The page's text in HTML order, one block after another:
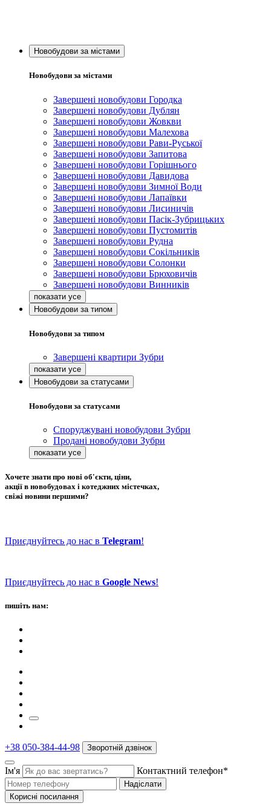
Новобудови за містами
Новобудови за містами
Завершені новобудови Городка
Завершені новобудови Дублян
Завершені новобудови Жовкви
Завершені новобудови Малехова
Завершені новобудови Рави-Руської
Завершені новобудови Запитова
Завершені новобудови Горішнього
Завершені новобудови Давидова
Завершені новобудови Зимної Води
Завершені новобудови Лапаївки
Завершені новобудови Лисиничів
Завершені новобудови Пасік-Зубрицьких
Завершені новобудови Пустомитів
Завершені новобудови Рудна
Завершені новобудови Сокільників
Завершені новобудови Солонки
Завершені новобудови Брюховичів
Завершені новобудови Винників
Новобудови за типом
Новобудови за типом
Завершені квартири Зубри
Новобудови за статусами
Новобудови за статусами
Споруджувані новобудови Зубри
Продані новобудови Зубри
Хочете знати про нові об'єкти, ціни,
акції в новобудовах і котеджних містечках,
свіжі новини першими?
Приєднуйтесь до нас в Telegram!
Приєднуйтесь до нас в Google News!
пишіть нам:
+38 050-384-44-98 Зворотній дзвінок
Ім'я Контактний телефон*
Надіслати
Корисні посилання